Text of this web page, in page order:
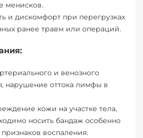
менисков.
и дискомфорт при перегрузках
ранее травм или операций.
и венозного
нарушение оттока лимфы в
кожи на участке тела,
носить бандаж особенно
воспаления.